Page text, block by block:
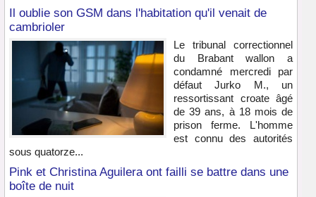
Il oublie son GSM dans l'habitation qu'il venait de
cambrioler
Le tribunal correctionnel
du Brabant wallon a
condamné mercredi par
défaut Jurko M., un
ressortissant croate âgé
de 39 ans, à 18 mois de
prison ferme. L'homme
est connu des autorités
sous quatorze...
Pink et Christina Aguilera ont failli se battre dans une
boîte de nuit